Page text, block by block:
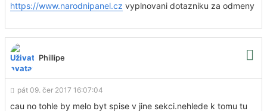
https://www.narodnipanel.cz vyplnovani dotazniku za odmeny
Phillipe
pát 09. čer 2017 16:07:04
cau no tohle by melo byt spise v jine sekci.nehlede k tomu tu